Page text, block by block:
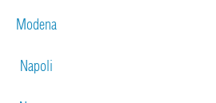
Modena
Napoli